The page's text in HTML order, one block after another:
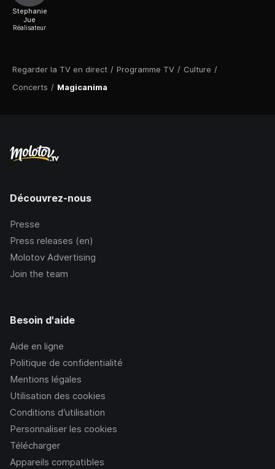
Regarder la TV en direct / Programme TV / Culture /
Concerts / Magicanima
Stephanie
Jue
Réalisateur
Découvrez-nous
Presse
Press releases (en)
Molotov Advertising
Join the team
Besoin d'aide
Aide en ligne
Politique de confidentialité
Mentions légales
Utilisation des cookies
Conditions d’utilisation
Personnaliser les cookies
Télécharger
Appareils compatibles